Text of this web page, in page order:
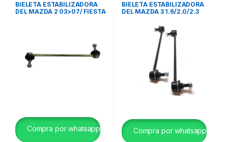
BIELETA ESTABILIZADORA
DEL MAZDA 2 03>07/ FIESTA
Compra por whatsapp
BIELETA ESTABILIZADORA
DEL MAZDA 3 1.6/2.0/2.3
Compra por whatsapp